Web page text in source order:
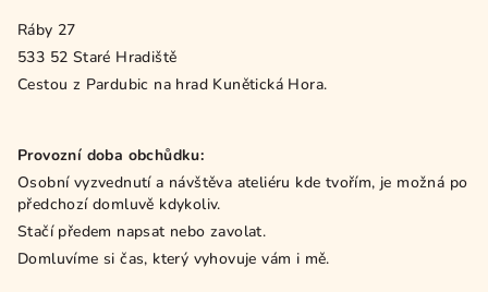
Ráby 27
533 52 Staré Hradiště
Cestou z Pardubic na hrad Kunětická Hora.
Provozní doba obchůdku:
Osobní vyzvednutí a návštěva ateliéru kde tvořím, je možná po
předchozí domluvě kdykoliv.
Stačí předem napsat nebo zavolat.
Domluvíme si čas, který vyhovuje vám i mě.